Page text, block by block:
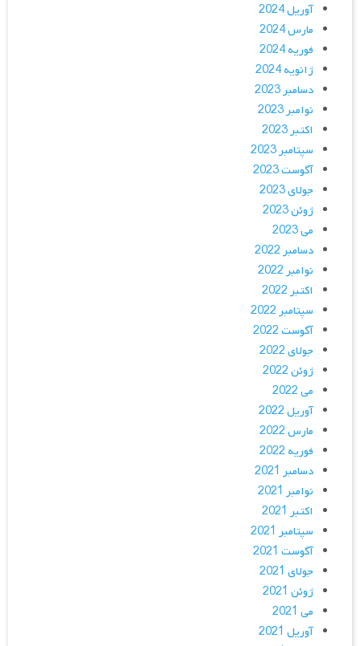
آوریل 2024
مارس 2024
فوریه 2024
ژانویه 2024
دسامبر 2023
نوامبر 2023
اکتبر 2023
سپتامبر 2023
آگوست 2023
جولای 2023
ژوئن 2023
می 2023
دسامبر 2022
نوامبر 2022
اکتبر 2022
سپتامبر 2022
آگوست 2022
جولای 2022
ژوئن 2022
می 2022
آوریل 2022
مارس 2022
فوریه 2022
دسامبر 2021
نوامبر 2021
اکتبر 2021
سپتامبر 2021
آگوست 2021
جولای 2021
ژوئن 2021
می 2021
آوریل 2021